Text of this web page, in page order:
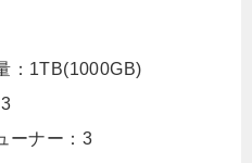
：1TB(1000GB)
ーナー：3